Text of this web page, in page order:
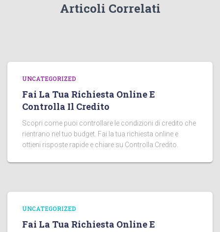
Articoli Correlati
UNCATEGORIZED
Fai La Tua Richiesta Online E
Controlla Il Credito
Scopri come puoi controllare le condizioni di credito che
rientrano nel tuo budget. Fai la tua richiesta online e
ottieni risposte rapide e chiare su Controlla Credito.
UNCATEGORIZED
Fai La Tua Richiesta Online E